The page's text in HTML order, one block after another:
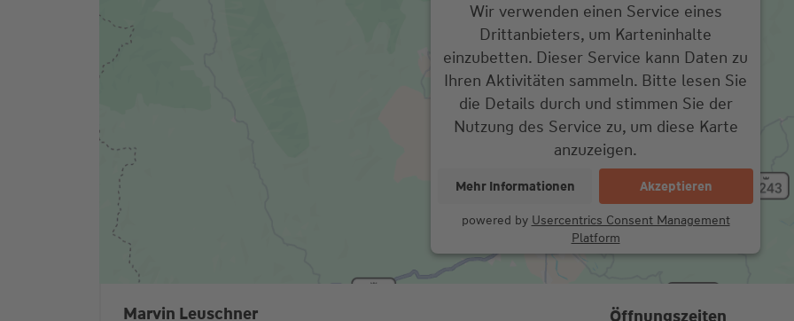
Wir verwenden einen Service eines
Drittanbieters, um Karteninhalte
einzubetten. Dieser Service kann Daten zu
Ihren Aktivitäten sammeln. Bitte lesen Sie
die Details durch und stimmen Sie der
Nutzung des Service zu, um diese Karte
anzuzeigen.
Mehr Informationen Akzeptieren
powered by Usercentrics Consent Management
Platform
Marvin Leuschner